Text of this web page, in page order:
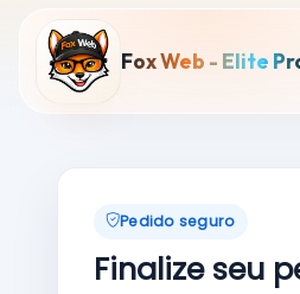
Fox Web - Elite
Pedido seguro
Finalize seu